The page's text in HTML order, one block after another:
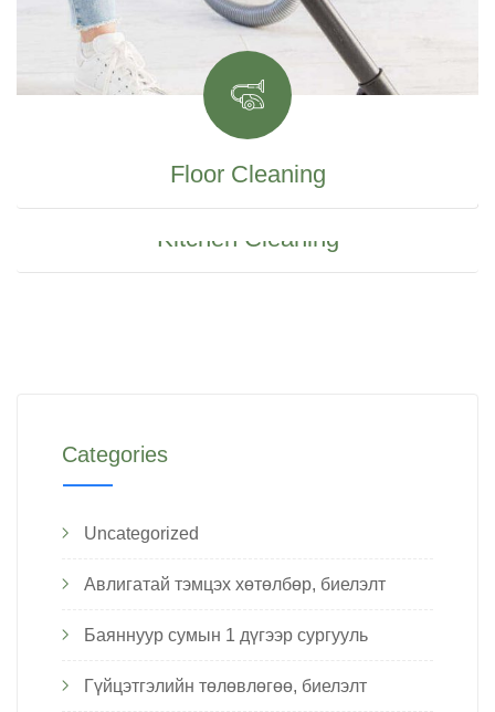
Floor Cleaning
Kitchen Cleaning
Categories
Uncategorized
Авлигатай тэмцэх хөтөлбөр, биелэлт
Баяннуур сумын 1 дүгээр сургууль
Гүйцэтгэлийн төлөвлөгөө, биелэлт